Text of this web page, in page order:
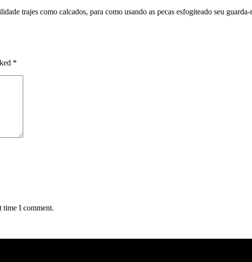
trajes como calcados, para como usando as pecas esfogiteado seu
*
time I comment.